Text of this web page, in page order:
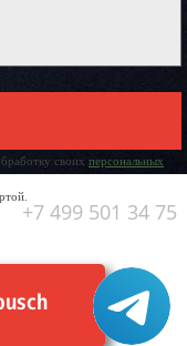
своих персональных
+7 499 501 34 75